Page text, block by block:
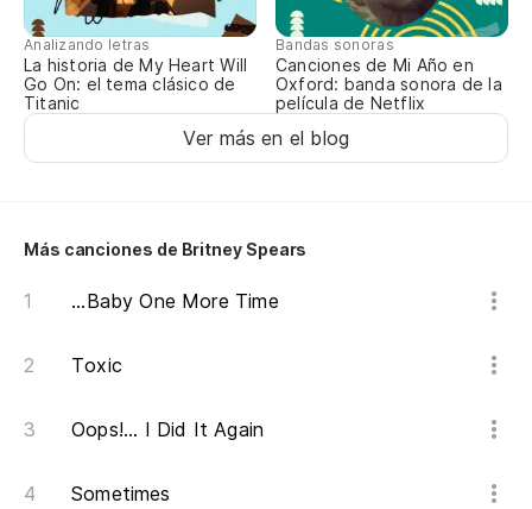
Analizando letras
La historia de My Heart Will
Go On: el tema clásico de
Titanic
Bandas sonoras
Canciones de Mi Año en
Oxford: banda sonora de la
película de Netflix
Ver más en el blog
Más canciones de Britney Spears
...Baby One More Time
Toxic
Oops!... I Did It Again
Sometimes